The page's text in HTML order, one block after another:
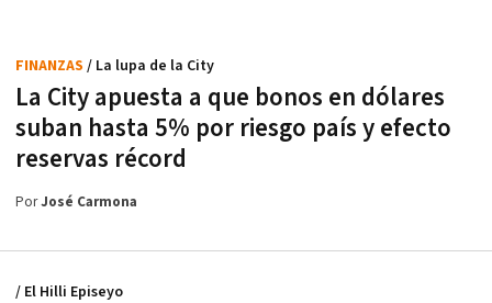
La City apuesta a que bonos en dólares
suban hasta 5% por riesgo país y efecto
reservas récord
FINANZAS / La lupa de la City
PorJosé Carmona
/ El Hilli Episeyo